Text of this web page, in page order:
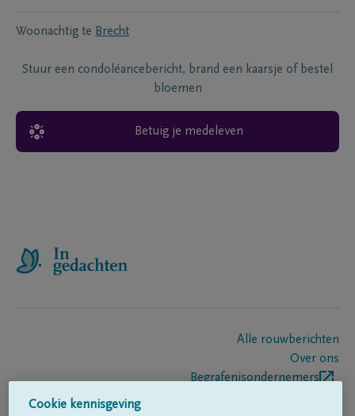
Woonachtig te Brecht
Stuur een condoléancebericht, brand een kaarsje of bestel
bloemen
Betuig je medeleven
Alle rouwberichten
Over ons
Begrafenisondernemers
Cookie kennisgeving